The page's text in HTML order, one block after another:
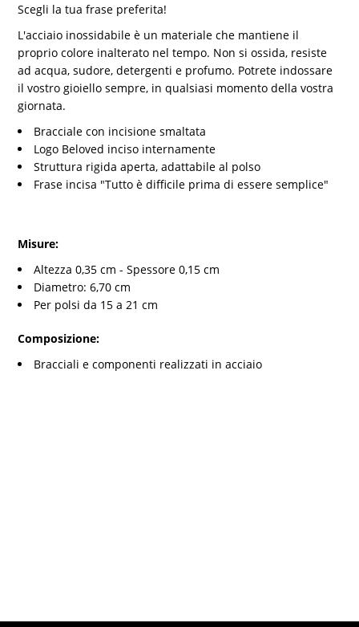
Scegli la tua frase preferita!
L'acciaio inossidabile è un materiale che mantiene il
proprio colore inalterato nel tempo. Non si ossida, resiste
ad acqua, sudore, detergenti e profumo. Potrete indossare
il vostro gioiello sempre, in qualsiasi momento della vostra
giornata.
Bracciale con incisione smaltata
Logo Beloved inciso internamente
Struttura rigida aperta, adattabile al polso
Frase incisa "Tutto è difficile prima di essere semplice"
Misure:
Altezza 0,35 cm - Spessore 0,15 cm
Diametro: 6,70 cm
Per polsi da 15 a 21 cm
Composizione:
Bracciali e componenti realizzati in acciaio